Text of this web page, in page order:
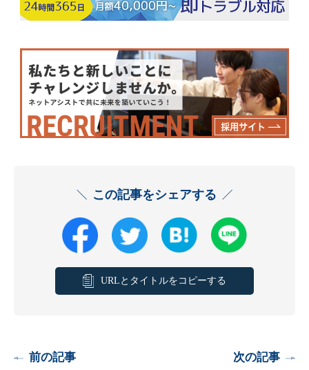
この記事をシェアする
URLとタイトルをコピーする
前の記事 次の記事